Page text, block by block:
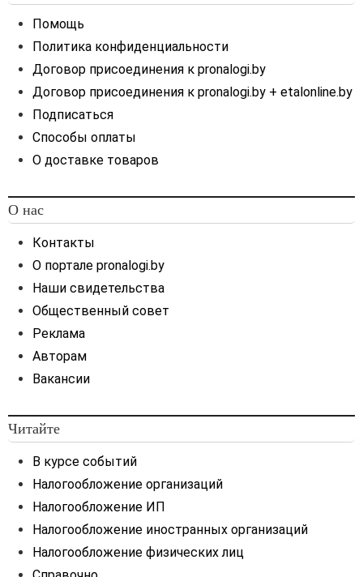
Помощь
Политика конфиденциальности
Договор присоединения к pronalogi.by
Договор присоединения к pronalogi.by + etalonline.by
Подписаться
Способы оплаты
О доставке товаров
О нас
Контакты
О портале pronalogi.by
Наши свидетельства
Общественный совет
Реклама
Авторам
Вакансии
Читайте
В курсе событий
Налогообложение организаций
Налогообложение ИП
Налогообложение иностранных организаций
Налогообложение физических лиц